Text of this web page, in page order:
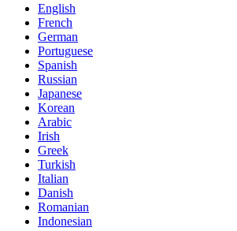
English
French
German
Portuguese
Spanish
Russian
Japanese
Korean
Arabic
Irish
Greek
Turkish
Italian
Danish
Romanian
Indonesian